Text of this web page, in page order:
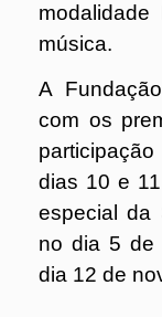
música.
A
com os
dias 10 e
especial da
no dia 5 de
dia 12 de